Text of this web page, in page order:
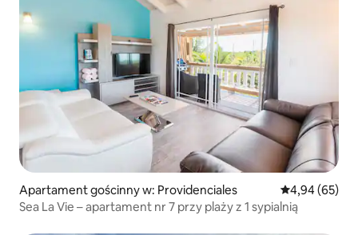
Apartament gościnny w: Providenciales Średnia
4,94 (65)
Sea La Vie – apartament nr 7 przy plaży z 1 sypialnią